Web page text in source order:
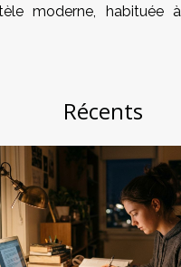
moderne, habituée
Récents